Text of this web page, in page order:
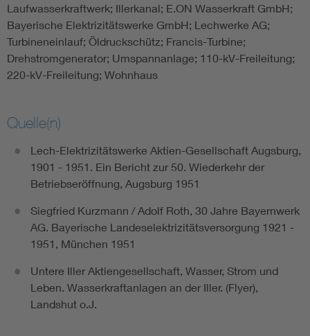
Laufwasserkraftwerk; Illerkanal; E.ON Wasserkraft GmbH;
Bayerische Elektrizitätswerke GmbH; Lechwerke AG;
Turbineneinlauf; Öldruckschütz; Francis-Turbine;
Drehstromgenerator; Umspannanlage; 110-kV-Freileitung;
220-kV-Freileitung; Wohnhaus
Quelle(n)
Lech-Elektrizitätswerke Aktien-Gesellschaft Augsburg,
1901 - 1951. Ein Bericht zur 50. Wiederkehr der
Betriebseröffnung, Augsburg 1951
Siegfried Kurzmann / Adolf Roth, 30 Jahre Bayernwerk
AG. Bayerische Landeselektrizitätsversorgung 1921 -
1951, München 1951
Untere Iller Aktiengesellschaft, Wasser, Strom und
Leben. Wasserkraftanlagen an der Iller. (Flyer),
Landshut o.J.